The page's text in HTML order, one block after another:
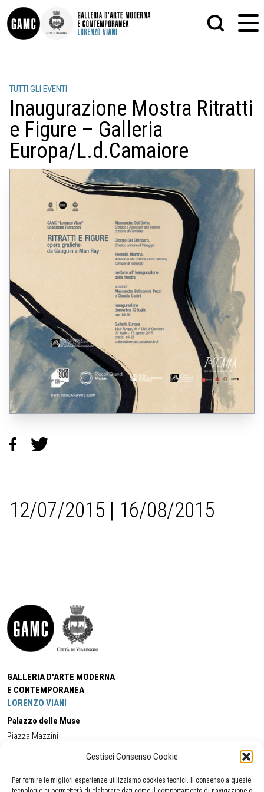
Gestisci Consenso Cookie
Per fornire le migliori esperienze utilizziamo cookies tecnici. Il consenso a queste
INFO
CONTATTI
DIDATTICA
SHOP
LE COLLEZIONI
GLI AUTORI
LORENZO VIANI
PALAZZO DELLE MUSE
SCULTURA
STAMPA
ALTRO
MATRICI XILOGRAFICHE
FOTOGRAFIA
TUTTI GLI EVENTI
Inaugurazione Mostra Ritratti
e Figure – Galleria
Europa/L.d.Camaiore
12/07/2015 | 16/08/2015
GALLERIA D'ARTE MODERNA
E CONTEMPORANEA
LORENZO VIANI
Palazzo delle Muse
Piazza Mazzini
Cell:+39 338 5714978 (orario apertura Galleria)
Tel:
+39 0584 944580
(orario 09.00/13.00)
Email:gamc@comune.viareggio.lu.it